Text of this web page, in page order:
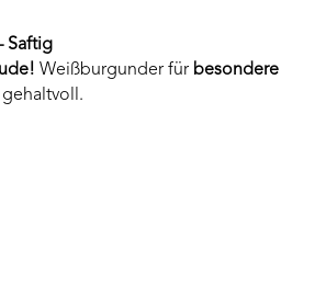
Saftig
Weißburgunder für besondere